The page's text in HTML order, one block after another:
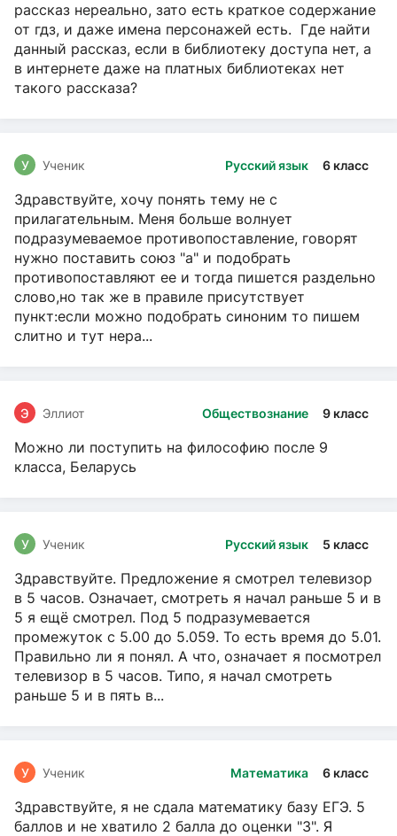
рассказ нереально, зато есть краткое содержание
от гдз, и даже имена персонажей есть. Где найти
данный рассказ, если в библиотеку доступа нет, а
в интернете даже на платных библиотеках нет
такого рассказа?
Русский язык 6 класс
У Ученик
Здравствуйте, хочу понять тему не с
прилагательным. Меня больше волнует
подразумеваемое противопоставление, говорят
нужно поставить союз "а" и подобрать
противопоставляют ее и тогда пишется раздельно
слово,но так же в правиле присутствует
пункт:если можно подобрать синоним то пишем
слитно и тут нера...
Обществознание 9 класс
Э Эллиот
Можно ли поступить на философию после 9
класса, Беларусь
Русский язык 5 класс
У Ученик
Здравствуйте. Предложение я смотрел телевизор
в 5 часов. Означает, смотреть я начал раньше 5 и в
5 я ещё смотрел. Под 5 подразумевается
промежуток с 5.00 до 5.059. То есть время до 5.01.
Правильно ли я понял. А что, означает я посмотрел
телевизор в 5 часов. Типо, я начал смотреть
раньше 5 и в пять в...
Математика 6 класс
У Ученик
Здравствуйте, я не сдала математику базу ЕГЭ. 5
баллов и не хватило 2 балла до оценки "3". Я